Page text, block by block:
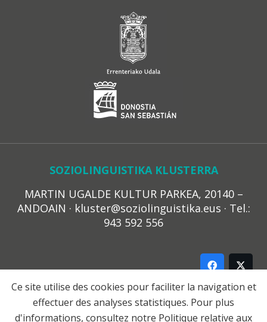
SOZIOLINGUISTIKA KLUSTERRA
MARTIN UGALDE KULTUR PARKEA, 20140 –
ANDOAIN · kluster@soziolinguistika.eus · Tel.:
943 592 556
LEGE OHARRA
Ce site utilise des cookies pour faciliter la navigation et
effectuer des analyses statistiques. Pour plus
d'informations, consultez notre Politique relative aux